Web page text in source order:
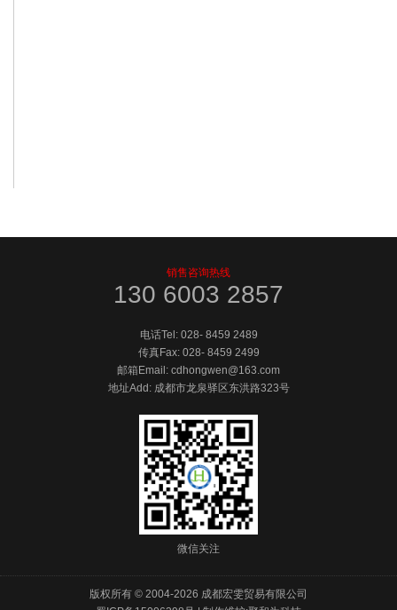
销售咨询热线
130 6003 2857
电话Tel: 028- 8459 2489
传真Fax: 028- 8459 2499
邮箱Email: cdhongwen@163.com
地址Add: 成都市龙泉驿区东洪路323号
微信关注
版权所有 © 2004-2026 成都宏雯贸易有限公司